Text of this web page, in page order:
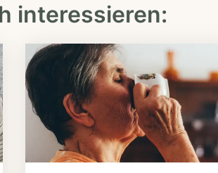
interessieren: